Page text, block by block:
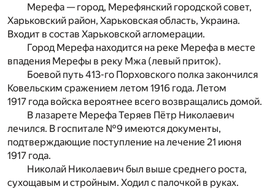
Мерефа — город, Мерефянский городской совет,
Харьковский район, Харьковская область, Украина.
Входит в состав Харьковской агломерации.
Город Мерефа находится на реке Мерефа в месте
впадения Мерефы в реку Мжа (левый приток).
Боевой путь 413-го Порховского полка закончился
Ковельским сражением летом 1916 года. Летом
1917 года войска вероятнее всего возвращались домой.
В лазарете Мерефа Теряев Пётр Николаевич
лечился. В госпитале №9 имеются документы,
подтверждающие поступление на лечение 21 июня
1917 года.
Николай Николаевич был выше среднего роста,
сухощавым и стройным. Ходил с палочкой в руках.